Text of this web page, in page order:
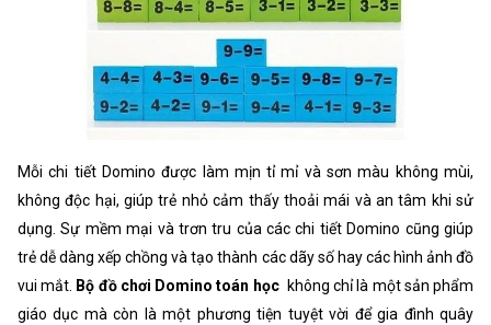
Mỗi chi tiết Domino được làm mịn tỉ mỉ và sơn màu không mùi,
không độc hại, giúp trẻ nhỏ cảm thấy thoải mái và an tâm khi sử
dụng. Sự mềm mại và trơn tru của các chi tiết Domino cũng giúp
trẻ dễ dàng xếp chồng và tạo thành các dãy số hay các hình ảnh đồ
vui mắt. Bộ đồ chơi Domino toán học không chỉ là một sản phẩm
giáo dục mà còn là một phương tiện tuyệt vời để gia đình quây